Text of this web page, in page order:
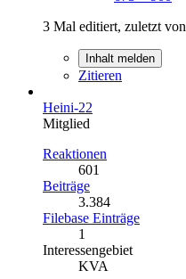
3 Mal editiert, zuletzt von
Inhalt melden
Zitieren
Heini-22
Mitglied
Reaktionen
601
Beiträge
3.384
Filebase Einträge
1
Interessengebiet
KVA